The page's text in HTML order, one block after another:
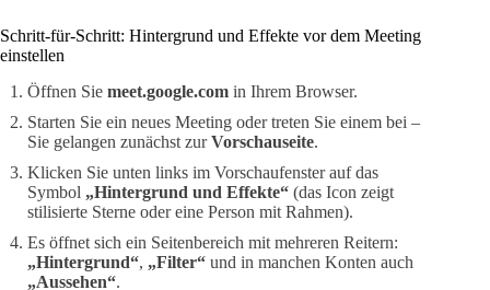
Schritt-für-Schritt: Hintergrund und Effekte vor dem Meeting
einstellen
Öffnen Sie meet.google.com in Ihrem Browser.
Starten Sie ein neues Meeting oder treten Sie einem bei –
Sie gelangen zunächst zurVorschauseite.
Klicken Sie unten links im Vorschaufenster auf das
Symbol „Hintergrund und Effekte“ (das Icon zeigt
stilisierte Sterne oder eine Person mit Rahmen).
Es öffnet sich ein Seitenbereich mit mehreren Reitern:
„Hintergrund“, „Filter“ und in manchen Konten auch
„Aussehen“.